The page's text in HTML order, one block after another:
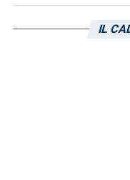
IL